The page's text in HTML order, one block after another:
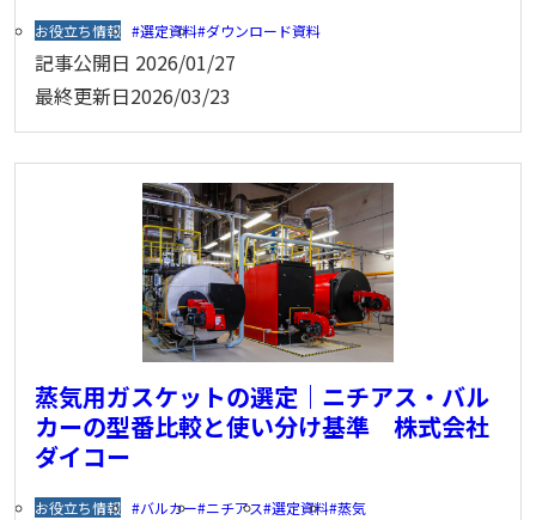
お役立ち情報 選定資料 ダウンロード資料
記事公開日 2026/01/27
最終更新日2026/03/23
蒸気用ガスケットの選定｜ニチアス・バル
カーの型番比較と使い分け基準 株式会社
ダイコー
お役立ち情報 バルカー ニチアス 選定資料 蒸気